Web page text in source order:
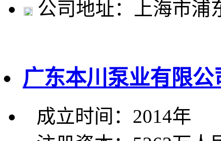
公司地址：上海市浦
广东本川泵业有限公
成立时间：2014年